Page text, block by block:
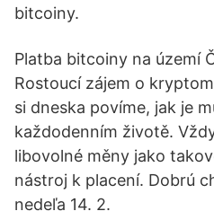
bitcoiny.
Platba bitcoiny na území
Rostoucí zájem o
si dneska povíme, jak je
každodenním životě.
libovolné měny jako
nástroj k placení. Dobrú
nedeľa 14. 2.